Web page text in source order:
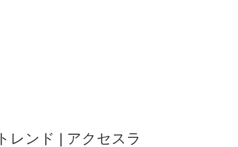
トレンド | アクセスラ